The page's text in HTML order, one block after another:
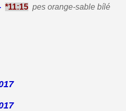
*11:15 pes orange-sable bílé